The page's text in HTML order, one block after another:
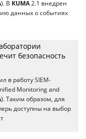
). В KUMA2.1 внедрен
данных о событиях
безопасность
в работу SIEM-
Monitoring and
). Таким образом, для
доступны на выбор